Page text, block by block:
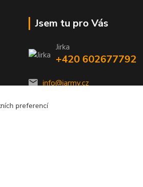
Jsem tu pro Vás
Jirka
+420 602677792
info@jarmy.cz
preferencí